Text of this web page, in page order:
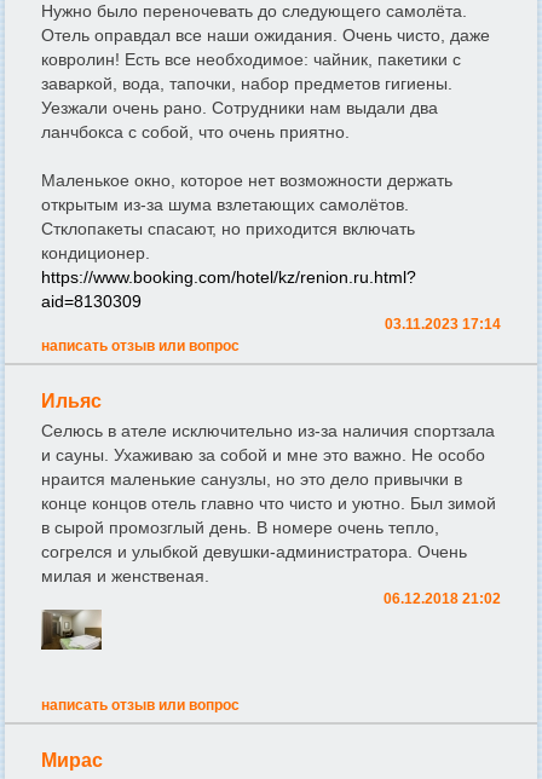
Нужно было переночевать до следующего самолёта.
Отель оправдал все наши ожидания. Очень чисто, даже
ковролин! Есть все необходимое: чайник, пакетики с
заваркой, вода, тапочки, набор предметов гигиены.
Уезжали очень рано. Сотрудники нам выдали два
ланчбокса с собой, что очень приятно.
Маленькое окно, которое нет возможности держать
открытым из-за шума взлетающих самолётов.
Стклопакеты спасают, но приходится включать
кондиционер.
https://www.booking.com/hotel/kz/renion.ru.html?
aid=8130309
03.11.2023 17:14
написать отзыв или вопрос
Ильяс
Селюсь в ателе исключительно из-за наличия спортзала
и сауны. Ухаживаю за собой и мне это важно. Не особо
нраится маленькие санузлы, но это дело привычки в
конце концов отель главно что чисто и уютно. Был зимой
в сырой промозглый день. В номере очень тепло,
согрелся и улыбкой девушки-администратора. Очень
милая и женственая.
06.12.2018 21:02
написать отзыв или вопрос
Мирас